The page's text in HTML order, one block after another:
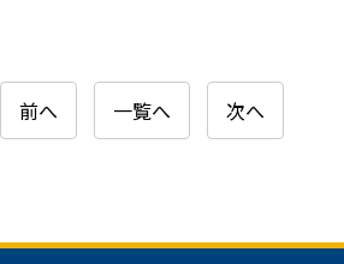
前へ 一覧へ 次へ